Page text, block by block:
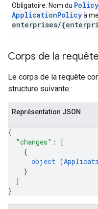
Obligatoire. Nom du Policy
ApplicationPolicyà
enterprises/
Corps de la requête
Le corps de la requête
structure suivante :
Représentation JSON
{
"changes" :
[
{
object (
}
]
}